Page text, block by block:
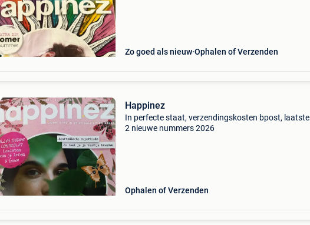
Zo goed als nieuw Ophalen of Verzenden
Happinez
In perfecte staat, verzendingskosten bpost, laatste
2 nieuwe nummers 2026
Ophalen of Verzenden